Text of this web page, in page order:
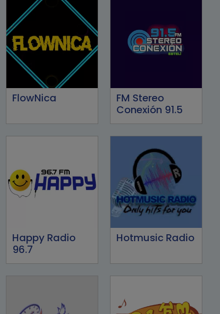
FlowNica
FM Stereo
Conexión 91.5
Happy Radio
96.7
Hotmusic Radio